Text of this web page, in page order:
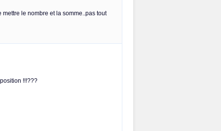
le nombre et la somme..pas tout
!!!???